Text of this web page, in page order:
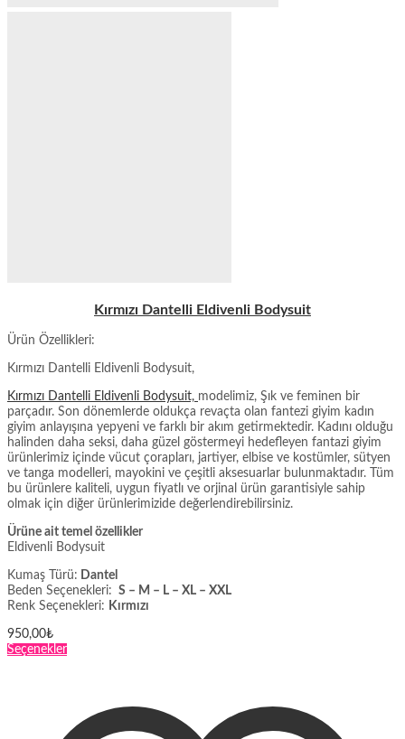
Kırmızı Dantelli Eldivenli Bodysuit
Ürün Özellikleri:
Kırmızı Dantelli Eldivenli Bodysuit,
Kırmızı Dantelli Eldivenli Bodysuit, modelimiz, Şık ve feminen bir
parçadır. Son dönemlerde oldukça revaçta olan fantezi giyim kadın
giyim anlayışına yepyeni ve farklı bir akım getirmektedir. Kadını olduğu
halinden daha seksi, daha güzel göstermeyi hedefleyen fantazi giyim
ürünlerimiz içinde vücut çorapları, jartiyer, elbise ve kostümler, sütyen
ve tanga modelleri, mayokini ve çeşitli aksesuarlar bulunmaktadır. Tüm
bu ürünlere kaliteli, uygun fiyatlı ve orjinal ürün garantisiyle sahip
olmak için diğer ürünlerimizide değerlendirebilirsiniz.
Ürüne ait temel özellikler
Eldivenli Bodysuit
Kumaş Türü: Dantel
Beden Seçenekleri: S – M – L – XL – XXL
Renk Seçenekleri: Kırmızı
950,00₺
SeçeneklerBu
varyasyonu
var.